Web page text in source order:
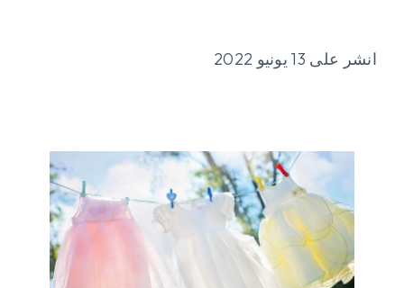
انشر على 13 يونيو 2022